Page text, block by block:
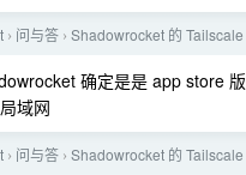
› 问与答 › Shadowrocket 的
确定是是 app store
域网
› 问与答 › Shadowrocket 的